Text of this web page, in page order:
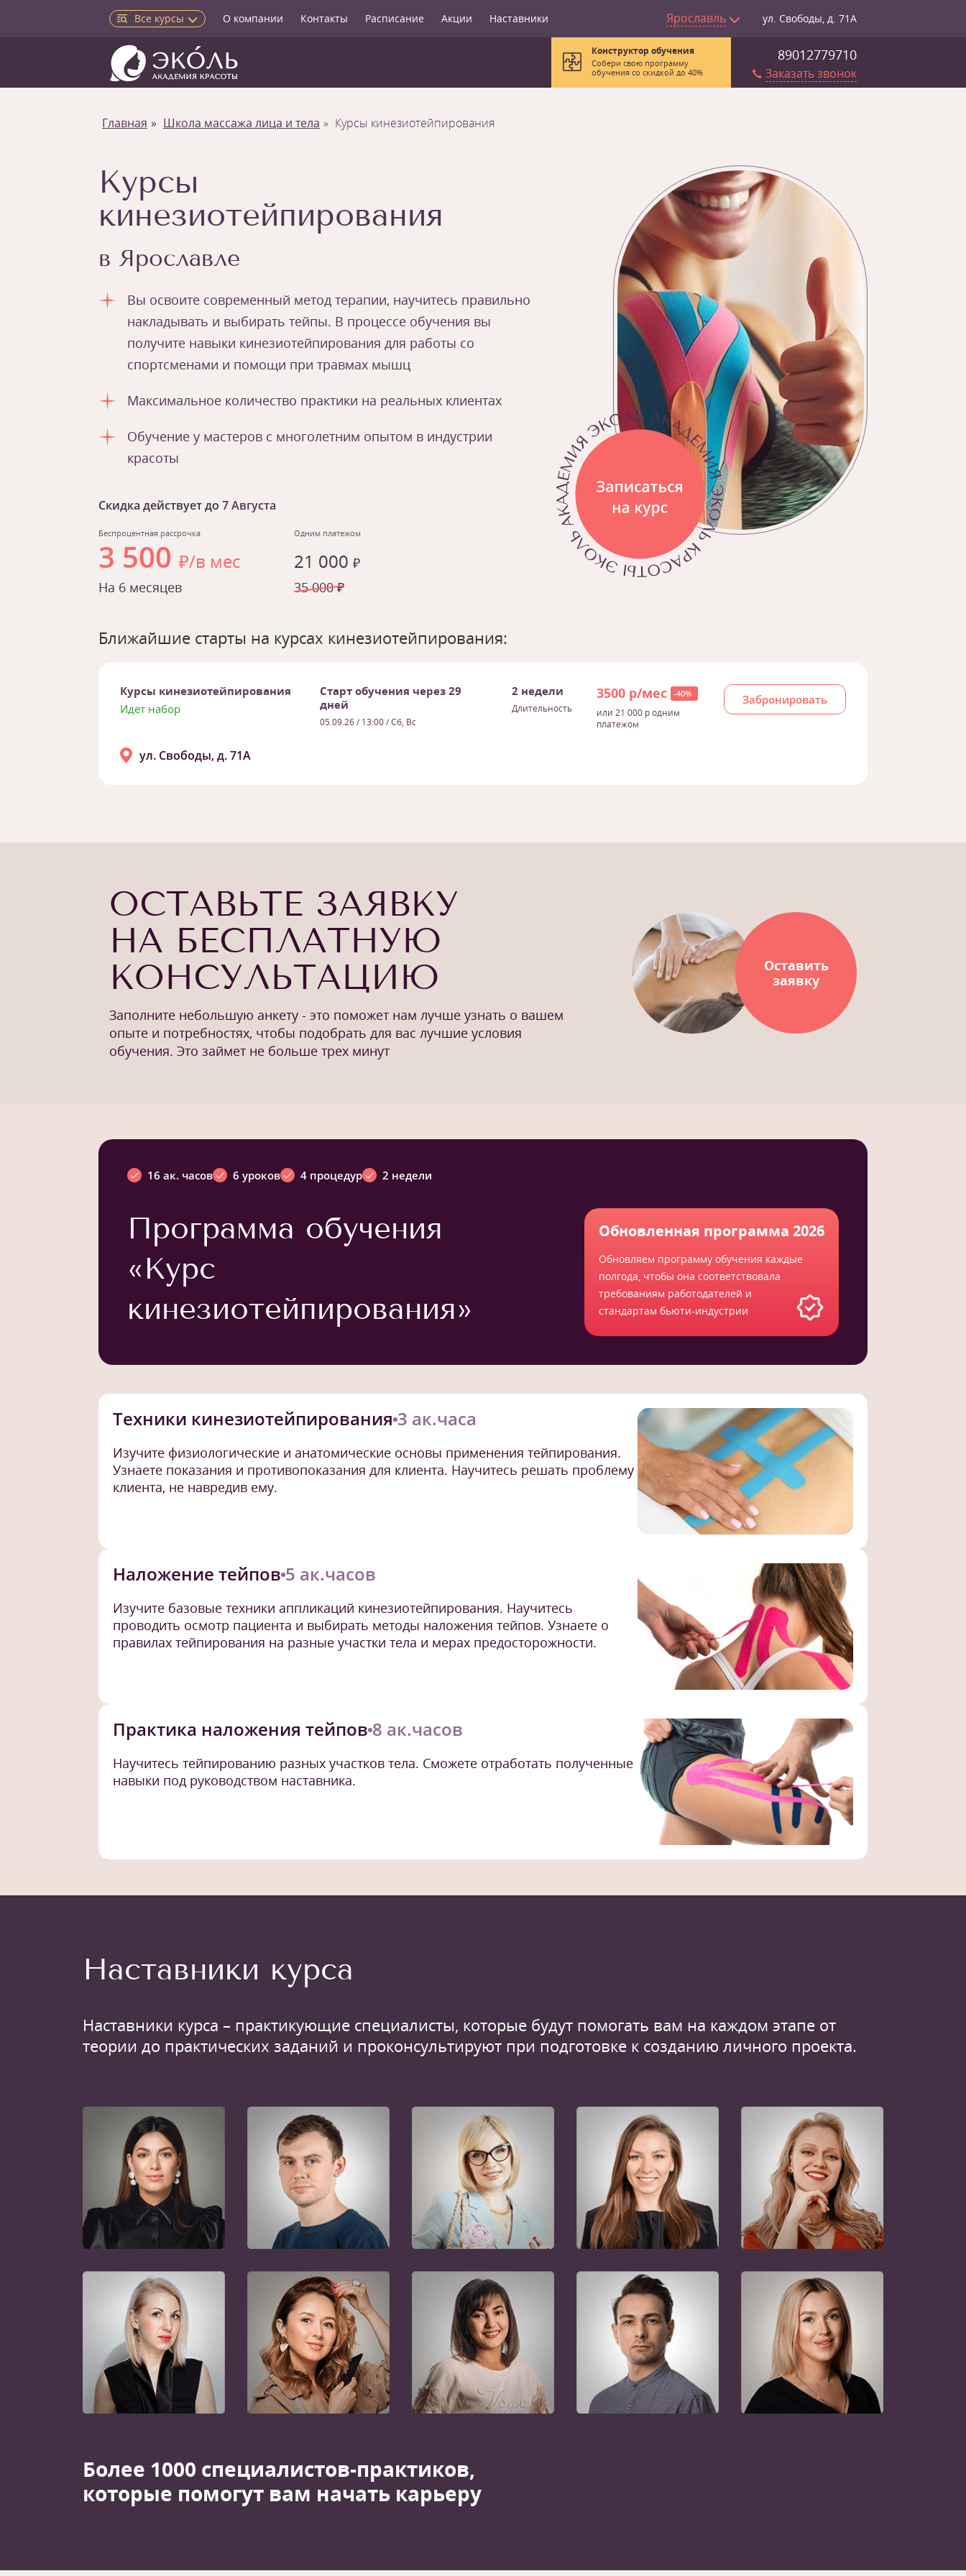
Все курсы О компании Контакты Расписание Акции Наставники Ярославль ул. Свободы, д. 71А
89012779710
Заказать звонок
Конструктор обучения
Собери свою программу
обучения со скидкой до 40%
Главная Школа массажа лица и тела Курсы кинезиотейпирования
Курсы
кинезиотейпирования
в Ярославле
Вы освоите современный метод терапии, научитесь правильно
накладывать и выбирать тейпы. В процессе обучения вы
получите навыки кинезиотейпирования для работы со
спортсменами и помощи при травмах мышц
Максимальное количество практики на реальных клиентах
Обучение у мастеров с многолетним опытом в индустрии
красоты
Скидка действует до 7 Августа
Беспроцентная рассрочка
3 500 ₽/в мес
На 6 месяцев
Одним платежом
21 000 ₽
35 000 ₽
Ближайшие старты на курсах кинезиотейпирования:
Курсы кинезиотейпирования
Идет набор
Старт обучения через 29
дней
05.09.26/ 13:00 / Сб, Вс
2 недели
Длительность
3500 р/мес -40%
или 21 000 р одним
платежом
Забронировать
ул. Свободы, д. 71А
ОСТАВЬТЕ ЗАЯВКУ
НА БЕСПЛАТНУЮ
КОНСУЛЬТАЦИЮ
Заполните небольшую анкету - это поможет нам лучше узнать о вашем
опыте и потребностях, чтобы подобрать для вас лучшие условия
обучения. Это займет не больше трех минут
Оставить
заявку
16 ак. часов 6 уроков 4 процедур 2 недели
Программа обучения
«Курс
кинезиотейпирования»
Обновленная программа 2026
Обновляем программу обучения каждые
полгода, чтобы она соответствовала
требованиям работодателей и
стандартам бьюти-индустрии
Техники кинезиотейпирования 3 ак.часа
Изучите физиологические и анатомические основы применения тейпирования.
Узнаете показания и противопоказания для клиента. Научитесь решать проблему
клиента, не навредив ему.
Наложение тейпов 5 ак.часов
Изучите базовые техники аппликаций кинезиотейпирования. Научитесь
проводить осмотр пациента и выбирать методы наложения тейпов. Узнаете о
правилах тейпирования на разные участки тела и мерах предосторожности.
Практика наложения тейпов 8 ак.часов
Научитесь тейпированию разных участков тела. Сможете отработать полученные
навыки под руководством наставника.
Наставники курса
Наставники курса – практикующие специалисты, которые будут помогать вам на каждом этапе от
теории до практических заданий и проконсультируют при подготовке к созданию личного проекта.
Более 1000 специалистов-практиков,
которые помогут вам начать карьеру